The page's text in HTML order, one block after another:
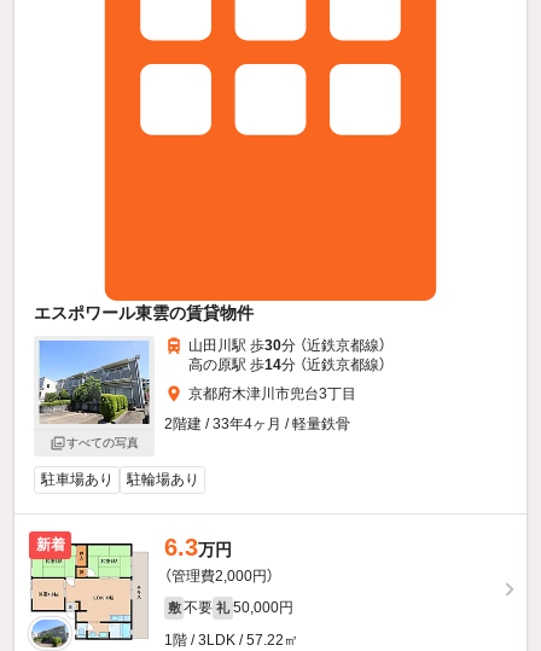
エスポワール東雲の賃貸物件
すべての写真
山田川駅 歩30分 （近鉄京都線）
高の原駅 歩14分 （近鉄京都線）
京都府木津川市兜台3丁目
2階建 / 33年4ヶ月 / 軽量鉄骨
駐車場あり 駐輪場あり
新着 6.3万円
（管理費2,000円）
敷 不要 礼 50,000円
1階 / 3LDK / 57.22㎡